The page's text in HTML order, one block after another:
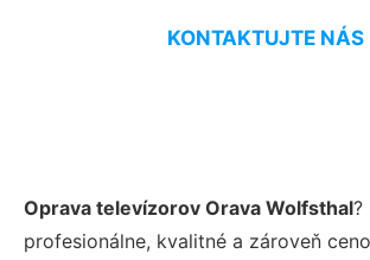
KONTAKTUJTE NÁS
Oprava televízorov Orava Wolfsthal?
profesionálne, kvalitné a zároveň